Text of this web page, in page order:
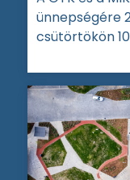
ünnepségére
csütörtökön